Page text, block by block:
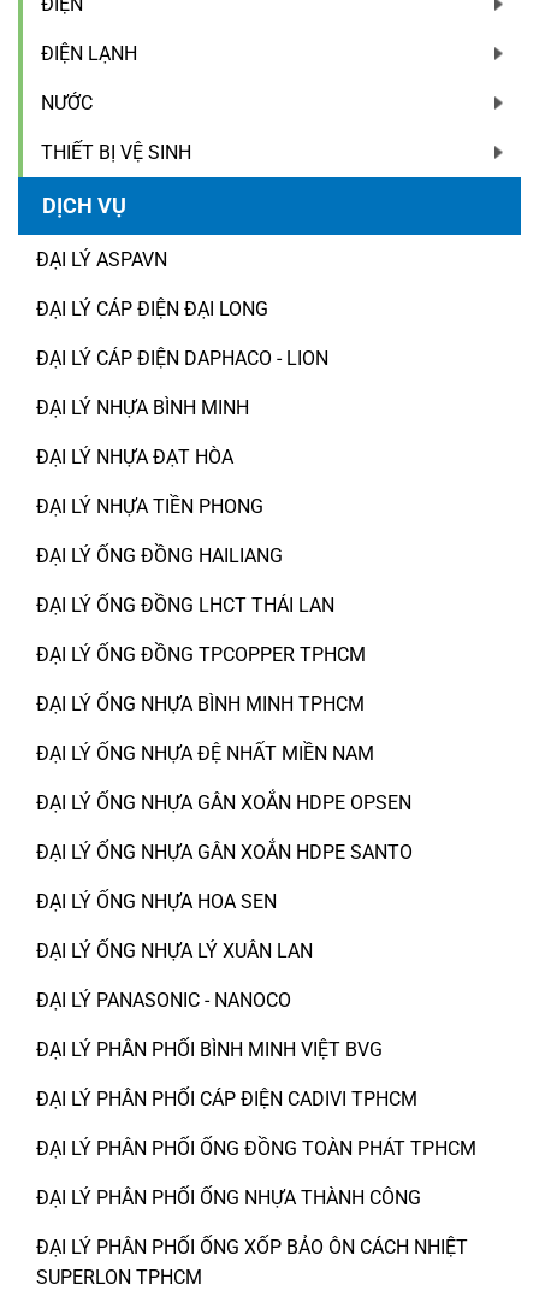
ĐIỆN LẠNH
NƯỚC
THIẾT BỊ VỆ SINH
DỊCH VỤ
ĐẠI LÝ ASPAVN
ĐẠI LÝ CÁP ĐIỆN ĐẠI LONG
ĐẠI LÝ CÁP ĐIỆN DAPHACO - LION
ĐẠI LÝ NHỰA BÌNH MINH
ĐẠI LÝ NHỰA ĐẠT HÒA
ĐẠI LÝ NHỰA TIỀN PHONG
ĐẠI LÝ ỐNG ĐỒNG HAILIANG
ĐẠI LÝ ỐNG ĐỒNG LHCT THÁI LAN
ĐẠI LÝ ỐNG ĐỒNG TPCOPPER TPHCM
ĐẠI LÝ ỐNG NHỰA BÌNH MINH TPHCM
ĐẠI LÝ ỐNG NHỰA ĐỆ NHẤT MIỀN NAM
ĐẠI LÝ ỐNG NHỰA GÂN XOẮN HDPE OPSEN
ĐẠI LÝ ỐNG NHỰA GÂN XOẮN HDPE SANTO
ĐẠI LÝ ỐNG NHỰA HOA SEN
ĐẠI LÝ ỐNG NHỰA LÝ XUÂN LAN
ĐẠI LÝ PANASONIC - NANOCO
ĐẠI LÝ PHÂN PHỐI BÌNH MINH VIỆT BVG
ĐẠI LÝ PHÂN PHỐI CÁP ĐIỆN CADIVI TPHCM
ĐẠI LÝ PHÂN PHỐI ỐNG ĐỒNG TOÀN PHÁT TPHCM
ĐẠI LÝ PHÂN PHỐI ỐNG NHỰA THÀNH CÔNG
ĐẠI LÝ PHÂN PHỐI ỐNG XỐP BẢO ÔN CÁCH NHIỆT
SUPERLON TPHCM